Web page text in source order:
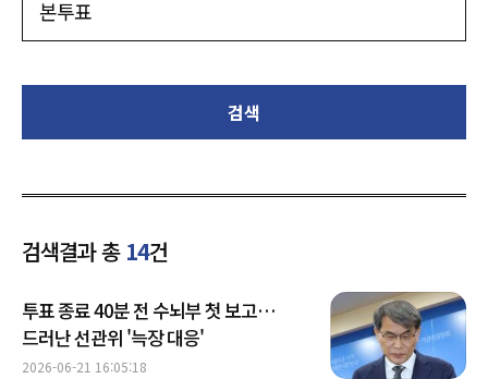
검색
검색결과 총 14건
투표 종료 40분 전 수뇌부 첫 보고…
드러난 선관위 '늑장 대응'
2026-06-21 16:05:18